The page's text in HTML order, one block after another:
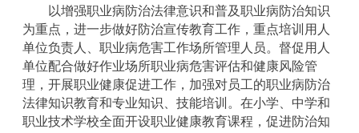
以增强职业病防治法律意识和普及职业病防治知识
为重点，进一步做好防治宣传教育工作，重点培训用人
单位负责人、职业病危害工作场所管理人员。督促用人
单位配合做好作业场所职业病危害评估和健康风险管
理，开展职业健康促进工作，加强对员工的职业病防治
法律知识教育和专业知识、技能培训。在小学、中学和
职业技术学校全面开设职业健康教育课程，促进防治知